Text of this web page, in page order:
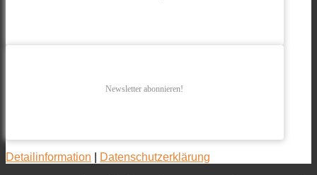
Newsletter abonnieren!
Detailinformation Datenschutzerklärung